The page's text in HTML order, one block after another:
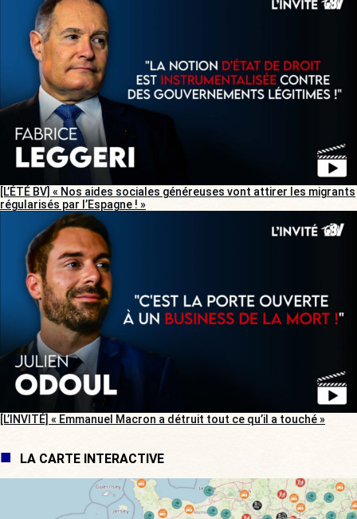
[L’ÉTÉ BV] « Nos aides sociales généreuses vont attirer les migrants
régularisés par l’Espagne ! »
[L’INVITÉ] « Emmanuel Macron a détruit tout ce qu’il a touché »
LA CARTE INTERACTIVE